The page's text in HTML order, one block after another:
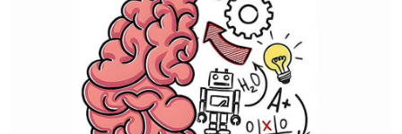
"Mangsa yang berminat dengan tawaran itu
membuat pindahan bayaran ke empat akaun
bank berasingan milik suspek.